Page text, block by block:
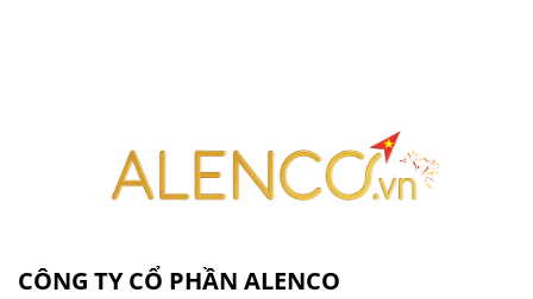
CÔNG TY CỔ PHẦN ALENCO